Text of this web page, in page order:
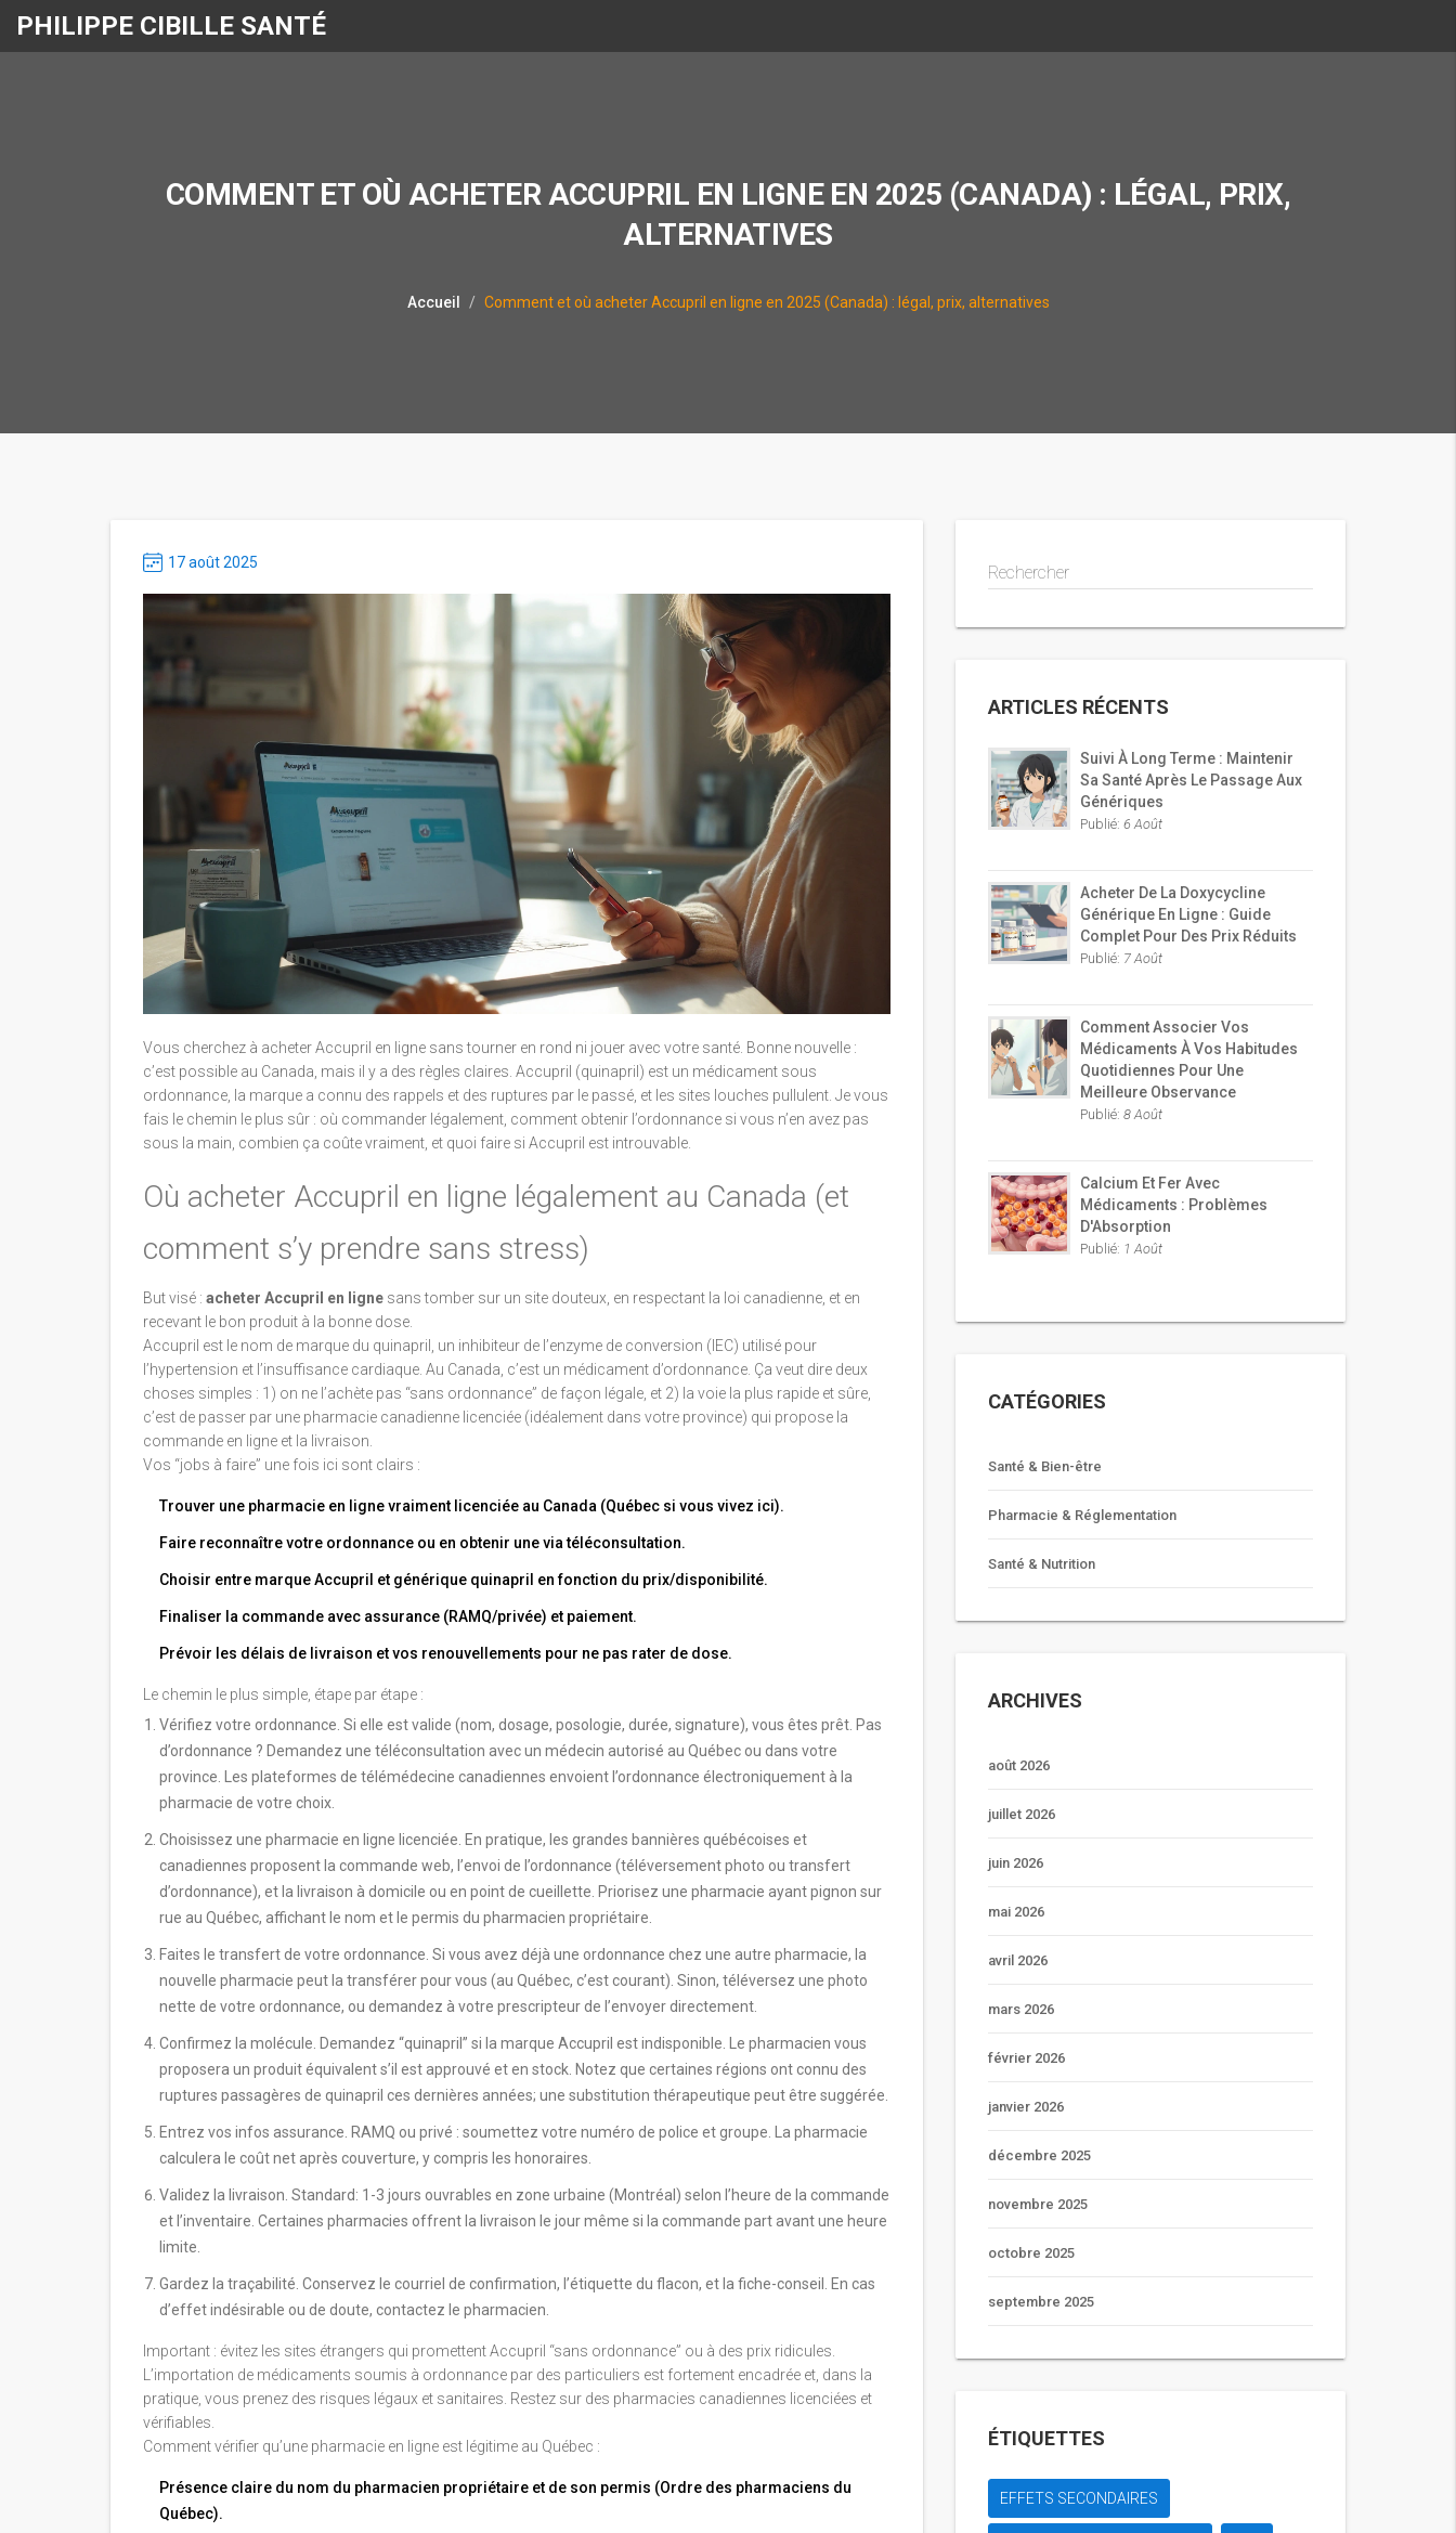
PHILIPPE CIBILLE SANTÉ
COMMENT ET OÙ ACHETER ACCUPRIL EN LIGNE EN 2025 (CANADA) : LÉGAL, PRIX,
ALTERNATIVES
Accueil Comment et où acheter Accupril en ligne en 2025 (Canada) : légal, prix, alternatives
17 août 2025
Vous cherchez à acheter Accupril en ligne sans tourner en rond ni jouer avec votre santé. Bonne nouvelle :
c’est possible au Canada, mais il y a des règles claires. Accupril (quinapril) est un médicament sous
ordonnance, la marque a connu des rappels et des ruptures par le passé, et les sites louches pullulent. Je vous
fais le chemin le plus sûr : où commander légalement, comment obtenir l’ordonnance si vous n’en avez pas
sous la main, combien ça coûte vraiment, et quoi faire si Accupril est introuvable.
Où acheter Accupril en ligne légalement au Canada (et
comment s’y prendre sans stress)
But visé : acheter Accupril en ligne sans tomber sur un site douteux, en respectant la loi canadienne, et en
recevant le bon produit à la bonne dose.
Accupril est le nom de marque du quinapril, un inhibiteur de l’enzyme de conversion (IEC) utilisé pour
l’hypertension et l’insuffisance cardiaque. Au Canada, c’est un médicament d’ordonnance. Ça veut dire deux
choses simples : 1) on ne l’achète pas “sans ordonnance” de façon légale, et 2) la voie la plus rapide et sûre,
c’est de passer par une pharmacie canadienne licenciée (idéalement dans votre province) qui propose la
commande en ligne et la livraison.
Vos “jobs à faire” une fois ici sont clairs :
Trouver une pharmacie en ligne vraiment licenciée au Canada (Québec si vous vivez ici).
Faire reconnaître votre ordonnance ou en obtenir une via téléconsultation.
Choisir entre marque Accupril et générique quinapril en fonction du prix/disponibilité.
Finaliser la commande avec assurance (RAMQ/privée) et paiement.
Prévoir les délais de livraison et vos renouvellements pour ne pas rater de dose.
Le chemin le plus simple, étape par étape :
Vérifiez votre ordonnance. Si elle est valide (nom, dosage, posologie, durée, signature), vous êtes prêt. Pas
d’ordonnance ? Demandez une téléconsultation avec un médecin autorisé au Québec ou dans votre
province. Les plateformes de télémédecine canadiennes envoient l’ordonnance électroniquement à la
pharmacie de votre choix.
Choisissez une pharmacie en ligne licenciée. En pratique, les grandes bannières québécoises et
canadiennes proposent la commande web, l’envoi de l’ordonnance (téléversement photo ou transfert
d’ordonnance), et la livraison à domicile ou en point de cueillette. Priorisez une pharmacie ayant pignon sur
rue au Québec, affichant le nom et le permis du pharmacien propriétaire.
Faites le transfert de votre ordonnance. Si vous avez déjà une ordonnance chez une autre pharmacie, la
nouvelle pharmacie peut la transférer pour vous (au Québec, c’est courant). Sinon, téléversez une photo
nette de votre ordonnance, ou demandez à votre prescripteur de l’envoyer directement.
Confirmez la molécule. Demandez “quinapril” si la marque Accupril est indisponible. Le pharmacien vous
proposera un produit équivalent s’il est approuvé et en stock. Notez que certaines régions ont connu des
ruptures passagères de quinapril ces dernières années; une substitution thérapeutique peut être suggérée.
Entrez vos infos assurance. RAMQ ou privé : soumettez votre numéro de police et groupe. La pharmacie
calculera le coût net après couverture, y compris les honoraires.
Validez la livraison. Standard: 1-3 jours ouvrables en zone urbaine (Montréal) selon l’heure de la commande
et l’inventaire. Certaines pharmacies offrent la livraison le jour même si la commande part avant une heure
limite.
Gardez la traçabilité. Conservez le courriel de confirmation, l’étiquette du flacon, et la fiche-conseil. En cas
d’effet indésirable ou de doute, contactez le pharmacien.
Important : évitez les sites étrangers qui promettent Accupril “sans ordonnance” ou à des prix ridicules.
L’importation de médicaments soumis à ordonnance par des particuliers est fortement encadrée et, dans la
pratique, vous prenez des risques légaux et sanitaires. Restez sur des pharmacies canadiennes licenciées et
vérifiables.
Comment vérifier qu’une pharmacie en ligne est légitime au Québec :
Présence claire du nom du pharmacien propriétaire et de son permis (Ordre des pharmaciens du
Québec).
Rechercher
ARTICLES RÉCENTS
Suivi À Long Terme : Maintenir
Sa Santé Après Le Passage Aux
Génériques
Publié: 6 Août
Acheter De La Doxycycline
Générique En Ligne : Guide
Complet Pour Des Prix Réduits
Publié: 7 Août
Comment Associer Vos
Médicaments À Vos Habitudes
Quotidiennes Pour Une
Meilleure Observance
Publié: 8 Août
Calcium Et Fer Avec
Médicaments : Problèmes
D'Absorption
Publié: 1 Août
CATÉGORIES
Santé & Bien-être
Pharmacie & Réglementation
Santé & Nutrition
ARCHIVES
août 2026
juillet 2026
juin 2026
mai 2026
avril 2026
mars 2026
février 2026
janvier 2026
décembre 2025
novembre 2025
octobre 2025
septembre 2025
ÉTIQUETTES
EFFETS SECONDAIRES